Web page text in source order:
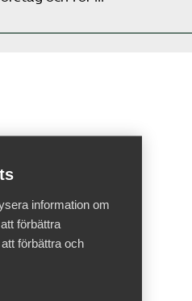
information om
förbättra
förbättra och